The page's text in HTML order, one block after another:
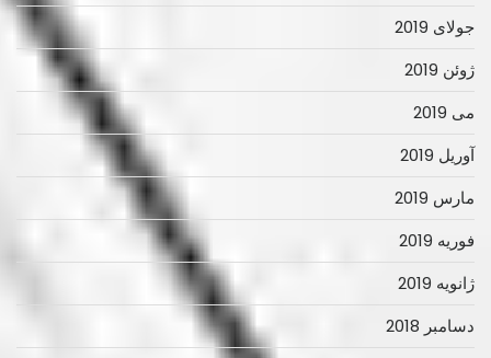
جولای 2019
ژوئن 2019
می 2019
آوریل 2019
مارس 2019
فوریه 2019
ژانویه 2019
دسامبر 2018